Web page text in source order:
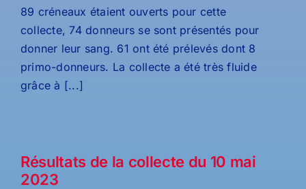
89 créneaux étaient ouverts pour cette
collecte, 74 donneurs se sont présentés pour
donner leur sang. 61 ont été prélevés dont 8
primo-donneurs. La collecte a été très fluide
grâce à [...]
Résultats de la collecte du 10 mai
2023